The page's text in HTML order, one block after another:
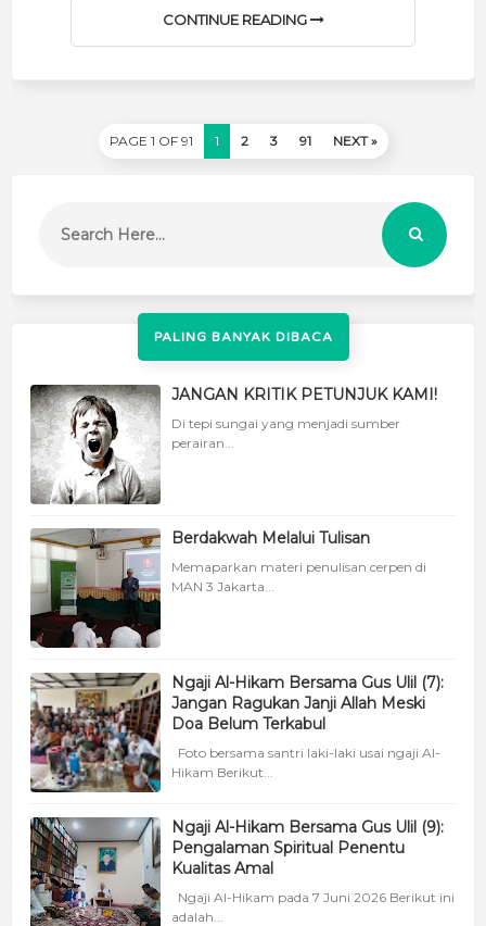
CONTINUE READING
PAGE 1 OF 91 1 2 3 91 NEXT »
PALING BANYAK DIBACA
JANGAN KRITIK PETUNJUK KAMI!
Di tepi sungai yang menjadi sumber
perairan...
Berdakwah Melalui Tulisan
Memaparkan materi penulisan cerpen di
MAN 3 Jakarta...
Ngaji Al-Hikam Bersama Gus Ulil (7):
Jangan Ragukan Janji Allah Meski
Doa Belum Terkabul
Foto bersama santri laki-laki usai ngaji Al-
Hikam Berikut...
Ngaji Al-Hikam Bersama Gus Ulil (9):
Pengalaman Spiritual Penentu
Kualitas Amal
Ngaji Al-Hikam pada 7 Juni 2026 Berikut ini
adalah...